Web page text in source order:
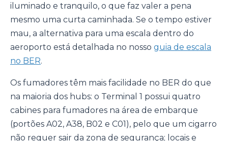
iluminado e tranquilo, o que faz valer a pena
mesmo uma curta caminhada. Se o tempo estiver
mau, a alternativa para uma escala dentro do
aeroporto está detalhada no nosso guia de escala
no BER.
Os fumadores têm mais facilidade no BER do que
na maioria dos hubs: o Terminal 1 possui quatro
cabines para fumadores na área de embarque
(portões A02, A38, B02 e C01), pelo que um cigarro
não requer sair da zona de segurança; locais e